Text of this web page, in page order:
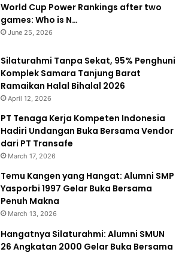
World Cup Power Rankings after two
games: Who is N…
June 25, 2026
Silaturahmi Tanpa Sekat, 95% Penghuni
Komplek Samara Tanjung Barat
Ramaikan Halal Bihalal 2026
April 12, 2026
PT Tenaga Kerja Kompeten Indonesia
Hadiri Undangan Buka Bersama Vendor
dari PT Transafe
March 17, 2026
Temu Kangen yang Hangat: Alumni SMP
Yasporbi 1997 Gelar Buka Bersama
Penuh Makna
March 13, 2026
Hangatnya Silaturahmi: Alumni SMUN
26 Angkatan 2000 Gelar Buka Bersama